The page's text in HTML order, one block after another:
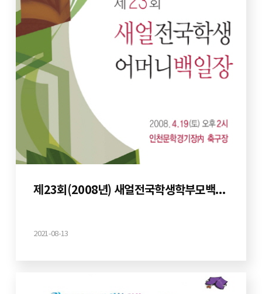
제23회(2008년) 새얼전국학생학부모백일장
2021-08-13